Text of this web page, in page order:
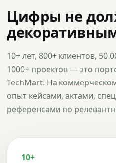
Цифры не
10+ лет, 800+ клиентов, 50
1000+ проектов — это
TechMart. На
опыт кейсами, актами,
референсами по
10+